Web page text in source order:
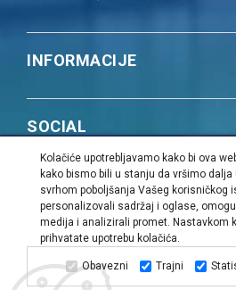
INFORMACIJE
SOCIAL
NAŠA PONUDA
PiK Group | Sva prava zadržana |
Dizajn
Kolačiće upotrebljavamo kako bi ova
kako bismo bili u stanju da vršimo
svrhom poboljšanja Vašeg korisničkog
personalizovali sadržaj i oglase,
medija i analizirali promet. Nastavkom
prihvatate upotrebu kolačića.
Obavezni Trajni